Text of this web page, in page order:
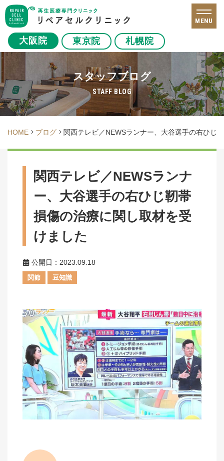
大阪院 東京院 札幌院
MENU
スタッフブログ
STAFF BLOG
HOME ブログ 関西テレビ／NEWSランナー、大谷選手の右ひじ
関西テレビ／NEWSランナ
ー、大谷選手の右ひじ靭帯
損傷の治療に関し取材を受
けました
公開日：2023.09.18
関節 豆知識